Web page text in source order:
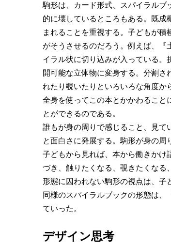
駒形は、カード形式、スパイラルブ
的に壊しているところもある。既
まれることを重視する。子どもが
がそうさせるのだろう。例えば、
イラル状に切り込みが入っている
開可能な立体物に変身する。分割
れたり覗いたりといろいろな角度か
全身を使ってこの本とかかわること
とができるのである。
誰もが身の周りで感じること、見て
と面白さに発展する。駒形が身の周
子どもから見れば、本から働きかけ
づき、触りたくなる、覗きたくなる
形態に囚われない駒形の視点は、子
同様のスパイラルブックの形態は、
ていった。
デザイン思考